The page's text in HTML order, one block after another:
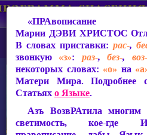
Марии ДЭВИ ХРИСТОС
В словах приставки: рас-,
звонкую «з»: раз-,без-, воз-
некоторых словах: «о» на
Матери Мира. Подробнее
Статьяхо Языке.
Азъ ВозвРАтила
светимость, кое-где